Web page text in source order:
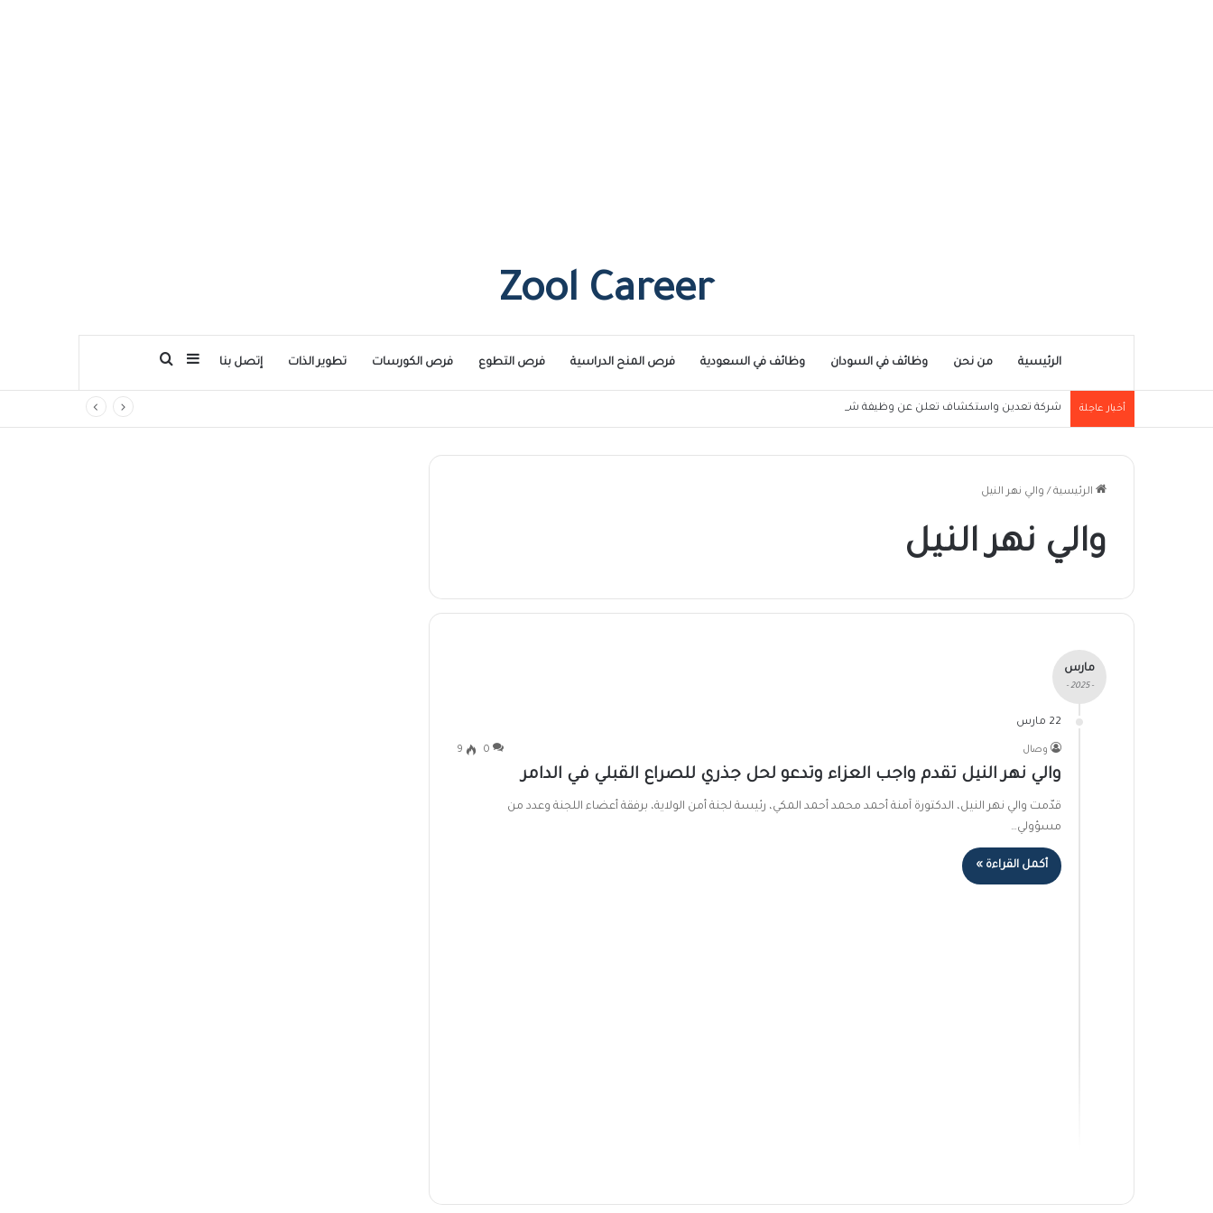
Zool Career
الرئيسية من نحن وظائف في السودان وظائف في السعودية فرص المنح الدراسية فرص التطوع فرص الكورسات تطوير الذات إتصل بنا إضافة عمود جانبي
بحث عن
أخبار عاجلة شركة تعدين واستكشاف تعلن عن وظيفة شيف سوداني للعمل في ولاية نهر النيل
الرئيسية / والي نهر النيل
والي نهر النيل
مارس
- 2025 -
22 مارس
وصال 0
9
والي نهر النيل تقدم واجب العزاء وتدعو لحل جذري للصراع القبلي في الدامر
قدّمت والي نهر النيل، الدكتورة آمنة أحمد محمد أحمد المكي، رئيسة لجنة أمن الولاية، برفقة أعضاء اللجنة وعدد من
مسؤولي…
أكمل القراءة »